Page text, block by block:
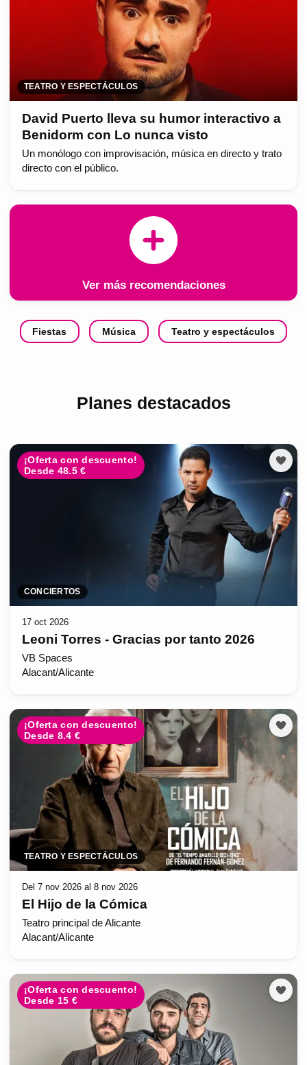
TEATRO Y ESPECTÁCULOS
David Puerto lleva su humor interactivo a
Benidorm con Lo nunca visto
Un monólogo con improvisación, música en directo y trato
directo con el público.
Ver más recomendaciones
Fiestas Música Teatro y espectáculos
Planes destacados
¡Oferta con descuento!
Desde 48.5 €
CONCIERTOS
17 oct 2026
Leoni Torres - Gracias por tanto 2026
VB Spaces
Alacant/Alicante
¡Oferta con descuento!
Desde 8.4 €
TEATRO Y ESPECTÁCULOS
Del 7 nov 2026 al 8 nov 2026
El Hijo de la Cómica
Teatro principal de Alicante
Alacant/Alicante
¡Oferta con descuento!
Desde 15 €